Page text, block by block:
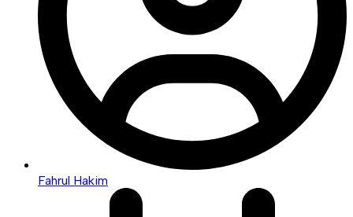
Fahrul Hakim